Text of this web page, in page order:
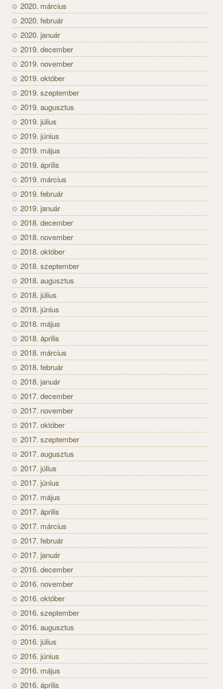
2020. március
2020. február
2020. január
2019. december
2019. november
2019. október
2019. szeptember
2019. augusztus
2019. július
2019. június
2019. május
2019. április
2019. március
2019. február
2019. január
2018. december
2018. november
2018. október
2018. szeptember
2018. augusztus
2018. július
2018. június
2018. május
2018. április
2018. március
2018. február
2018. január
2017. december
2017. november
2017. október
2017. szeptember
2017. augusztus
2017. július
2017. június
2017. május
2017. április
2017. március
2017. február
2017. január
2016. december
2016. november
2016. október
2016. szeptember
2016. augusztus
2016. július
2016. június
2016. május
2016. április